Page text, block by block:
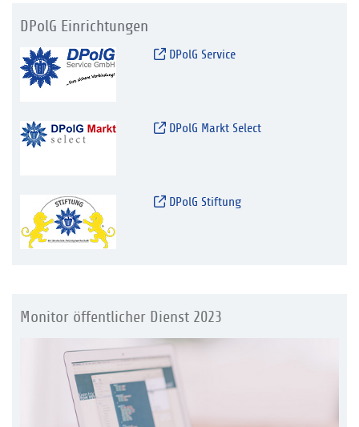
DPolG Einrichtungen
DPolG Service
DPolG Markt Select
DPolG Stiftung
Monitor öffentlicher Dienst 2023